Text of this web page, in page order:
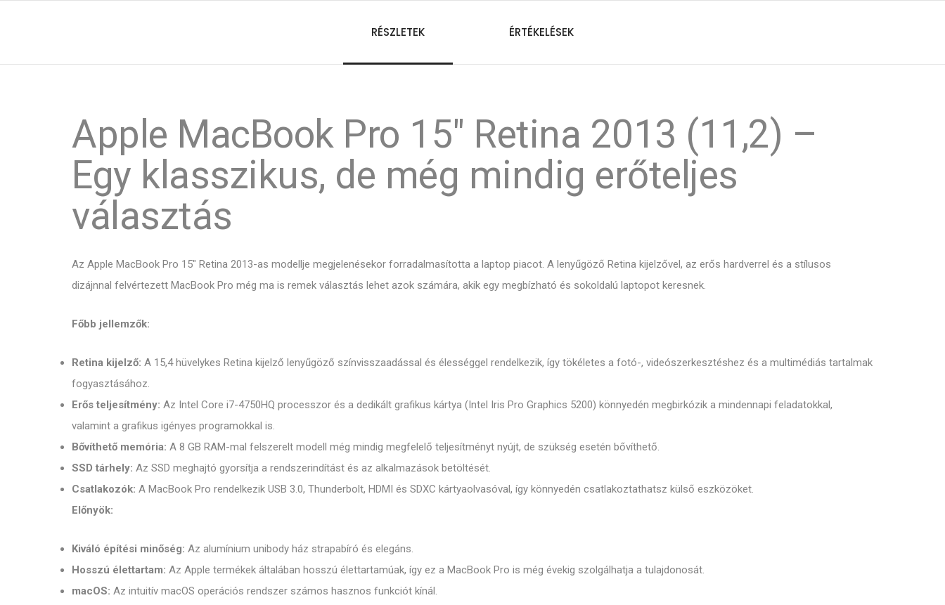
RÉSZLETEK ÉRTÉKELÉSEK
Apple MacBook Pro 15" Retina 2013 (11,2) –
Egy klasszikus, de még mindig erőteljes
választás
Az Apple MacBook Pro 15" Retina 2013-as modellje megjelenésekor forradalmasította a laptop piacot. A lenyűgöző Retina kijelzővel, az erős hardverrel és a stílusos
dizájnnal felvértezett MacBook Pro még ma is remek választás lehet azok számára, akik egy megbízható és sokoldalú laptopot keresnek.
Főbb jellemzők:
Retina kijelző: A 15,4 hüvelykes Retina kijelző lenyűgöző színvisszaadással és élességgel rendelkezik, így tökéletes a fotó-, videószerkesztéshez és a multimédiás tartalmak
fogyasztásához.
Erős teljesítmény: Az Intel Core i7-4750HQ processzor és a dedikált grafikus kártya (Intel Iris Pro Graphics 5200) könnyedén megbirkózik a mindennapi feladatokkal,
valamint a grafikus igényes programokkal is.
Bővíthető memória: A 8 GB RAM-mal felszerelt modell még mindig megfelelő teljesítményt nyújt, de szükség esetén bővíthető.
SSD tárhely: Az SSD meghajtó gyorsítja a rendszerindítást és az alkalmazások betöltését.
Csatlakozók: A MacBook Pro rendelkezik USB 3.0, Thunderbolt, HDMI és SDXC kártyaolvasóval, így könnyedén csatlakoztathatsz külső eszközöket.
Előnyök:
Kiváló építési minőség: Az alumínium unibody ház strapabíró és elegáns.
Hosszú élettartam: Az Apple termékek általában hosszú élettartamúak, így ez a MacBook Pro is még évekig szolgálhatja a tulajdonosát.
macOS: Az intuitív macOS operációs rendszer számos hasznos funkciót kínál.